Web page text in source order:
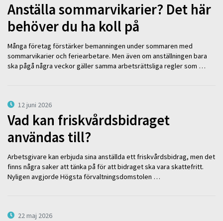
Anställa sommarvikarier? Det här
behöver du ha koll på
Många företag förstärker bemanningen under sommaren med
sommarvikarier och feriearbetare. Men även om anställningen bara
ska pågå några veckor gäller samma arbetsrättsliga regler som …
12 juni 2026
Vad kan friskvårdsbidraget
användas till?
Arbetsgivare kan erbjuda sina anställda ett friskvårdsbidrag, men det
finns några saker att tänka på för att bidraget ska vara skattefritt.
Nyligen avgjorde Högsta förvaltningsdomstolen …
22 maj 2026